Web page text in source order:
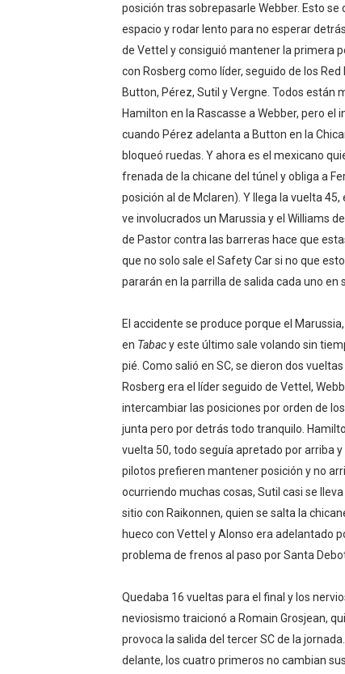
posición tras sobrepasarle Webber. Esto
espacio y rodar lento para no esperar
de Vettel y consiguió mantener la primera
con Rosberg como líder, seguido de los
Button, Pérez, Sutil y Vergne. Todos están
Hamilton en la Rascasse a Webber, pero el
cuando Pérez adelanta a Button en la
bloqueó ruedas. Y ahora es el mexicano
frenada de la chicane del túnel y obliga a
posición al de Mclaren). Y llega la vuelta
ve involucrados un Marussia y el Williams
de Pastor contra las barreras hace que
que no solo sale el Safety Car si no que
pararán en la parrilla de salida cada uno en
El accidente se produce porque el
en Tabacy este último sale volando sin
pié. Como salió en SC, se dieron dos
Rosberg era el líder seguido de Vettel,
intercambiar las posiciones por orden de
junta pero por detrás todo tranquilo.
vuelta 50, todo seguía apretado por arriba
pilotos prefieren mantener posición y no
ocurriendo muchas cosas, Sutil casi se
sitio con Raikonnen, quien se salta la
hueco con Vettel y Alonso era adelantado
problema de frenos al paso por Santa
Quedaba 16 vueltas para el final y los
neviosismo traicionó a Romain Grosjean,
provoca la salida del tercer SC de la
delante, los cuatro primeros no cambian